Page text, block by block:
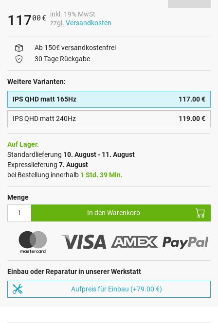
11700 €
inkl. 19% MwSt
zzgl. Versandkosten
Ab 150€ versandkostenfrei
30 Tage Rückgabe
Weitere Varianten:
IPS QHD matt 165Hz 117.00 €
IPS QHD matt 240Hz 119.00 €
Auf Lager.
Standardlieferung 10. August - 11. August
Expresslieferung 7. August
bei Bestellung innerhalb 1 Std. 39 Min.
Menge
In den Warenkorb
Einbau oder Reparatur in unserer Werkstatt
Aufpreis für Einbau (+79.00 €)